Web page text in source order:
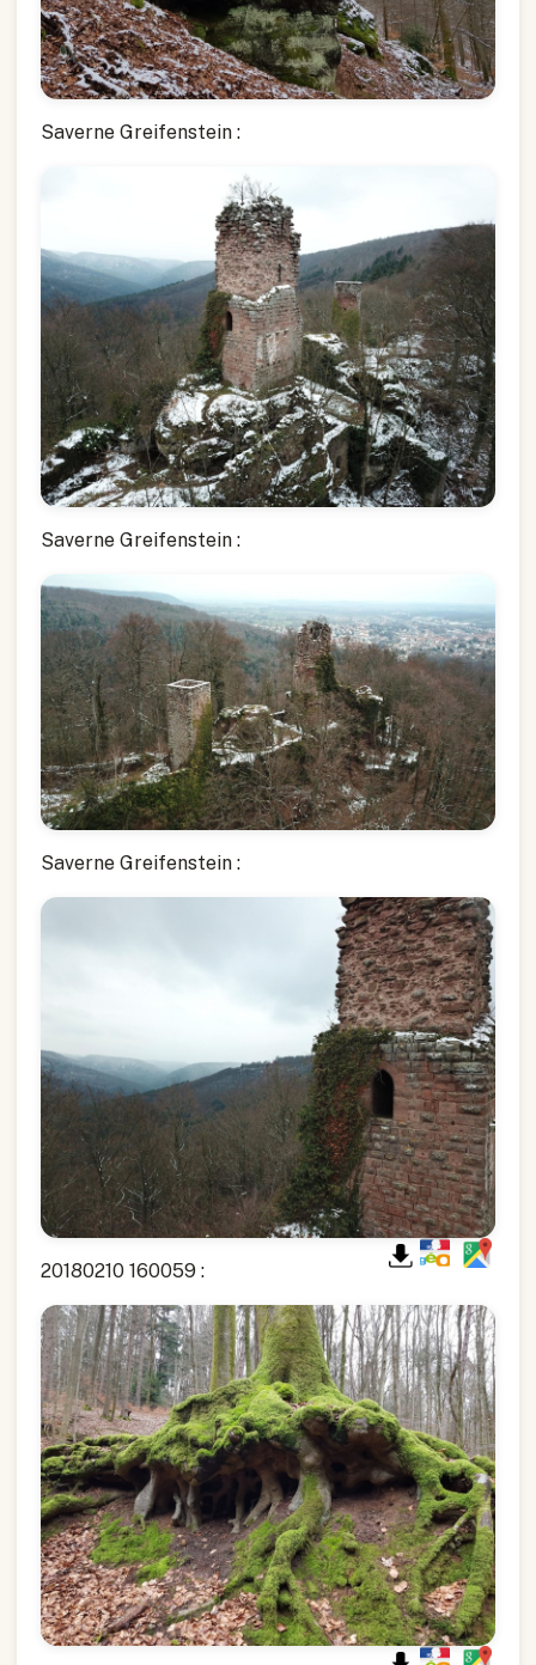
Saverne Greifenstein :
Saverne Greifenstein :
Saverne Greifenstein :
20180210 160059 :